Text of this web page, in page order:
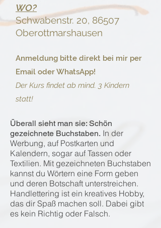
WO?
Schwabenstr. 20, 86507
Oberottmarshausen
Anmeldung bitte direkt bei mir per
Email oder WhatsApp!
Der Kurs findet ab mind. 3 Kindern
statt!
Überall sieht man sie: Schön
gezeichnete Buchstaben. In der
Werbung, auf Postkarten und
Kalendern, sogar auf Tassen oder
Textilien. Mit gezeichneten Buchstaben
kannst du Wörtern eine Form geben
und deren Botschaft unterstreichen.
Handlettering ist ein kreatives Hobby,
das dir Spaß machen soll. Dabei gibt
es kein Richtig oder Falsch.